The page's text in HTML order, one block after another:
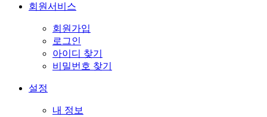
회원서비스
회원가입
로그인
아이디 찾기
비밀번호 찾기
설정
내 정보